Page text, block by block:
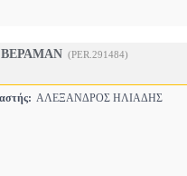
ΒΕΡΑΜΑΝ (PER.291484)
ΑΛΕΞΑΝΔΡΟΣ ΗΛΙΑΔΗΣ